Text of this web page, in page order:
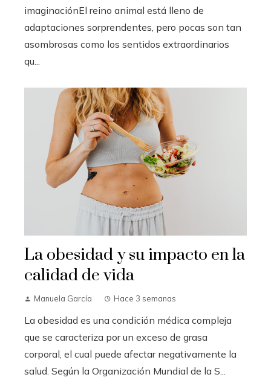
imaginaciónEl reino animal está lleno de
adaptaciones sorprendentes, pero pocas son tan
asombrosas como los sentidos extraordinarios
qu...
La obesidad y su impacto en la
calidad de vida
Manuela García Hace 3 semanas
La obesidad es una condición médica compleja
que se caracteriza por un exceso de grasa
corporal, el cual puede afectar negativamente la
salud. Según la Organización Mundial de la S...